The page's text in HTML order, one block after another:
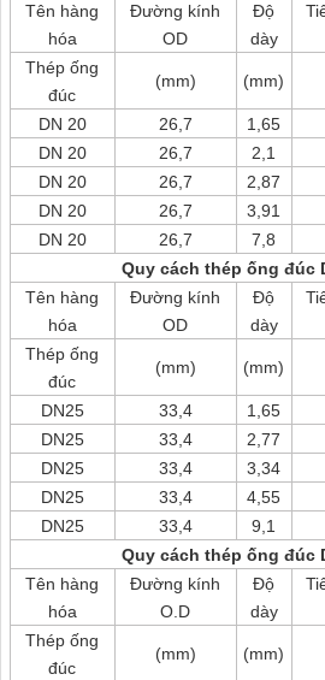
Tên hàng
hóa
Đường kính
OD
Độ
dày
Thép ống
đúc
(mm) (mm)
DN 20 26,7 1,65
DN 20
26,7 2,1
DN 20
26,7 2,87
DN 20
26,7 3,91
DN 20
26,7 7,8
Quy cách thép ống đúc
Tên hàng
hóa
Đường kính
OD
Độ
dày
Thép ống
đúc
(mm) (mm)
DN25 33,4 1,65
DN25
33,4 2,77
DN25
33,4 3,34
DN25
33,4 4,55
DN25
33,4 9,1
Quy cách thép ống đúc
Tên hàng
hóa
Đường kính
O.D
Độ
dày
Thép ống
đúc
(mm) (mm)